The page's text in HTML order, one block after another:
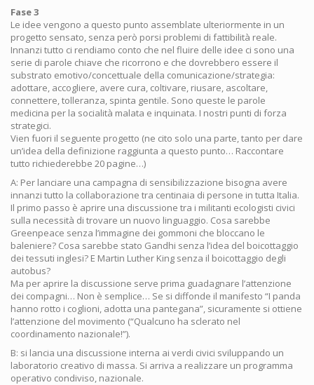
Fase 3
Le idee vengono a questo punto assemblate ulteriormente in un
progetto sensato, senza però porsi problemi di fattibilità reale.
Innanzi tutto ci rendiamo conto che nel fluire delle idee ci sono una
serie di parole chiave che ricorrono e che dovrebbero essere il
substrato emotivo/concettuale della comunicazione/strategia:
adottare, accogliere, avere cura, coltivare, riusare, ascoltare,
connettere, tolleranza, spinta gentile. Sono queste le parole
medicina per la socialità malata e inquinata. I nostri punti di forza
strategici.
Vien fuori il seguente progetto (ne cito solo una parte, tanto per dare
un’idea della definizione raggiunta a questo punto… Raccontare
tutto richiederebbe 20 pagine…)
A: Per lanciare una campagna di sensibilizzazione bisogna avere
innanzi tutto la collaborazione tra centinaia di persone in tutta Italia.
Il primo passo è aprire una discussione tra i militanti ecologisti civici
sulla necessità di trovare un nuovo linguaggio. Cosa sarebbe
Greenpeace senza l’immagine dei gommoni che bloccano le
baleniere? Cosa sarebbe stato Gandhi senza l’idea del boicottaggio
dei tessuti inglesi? E Martin Luther King senza il boicottaggio degli
autobus?
Ma per aprire la discussione serve prima guadagnare l’attenzione
dei compagni… Non è semplice… Se si diffonde il manifesto “I panda
hanno rotto i coglioni, adotta una pantegana”, sicuramente si ottiene
l’attenzione del movimento (“Qualcuno ha sclerato nel
coordinamento nazionale!”).
B: si lancia una discussione interna ai verdi civici sviluppando un
laboratorio creativo di massa. Si arriva a realizzare un programma
operativo condiviso, nazionale.